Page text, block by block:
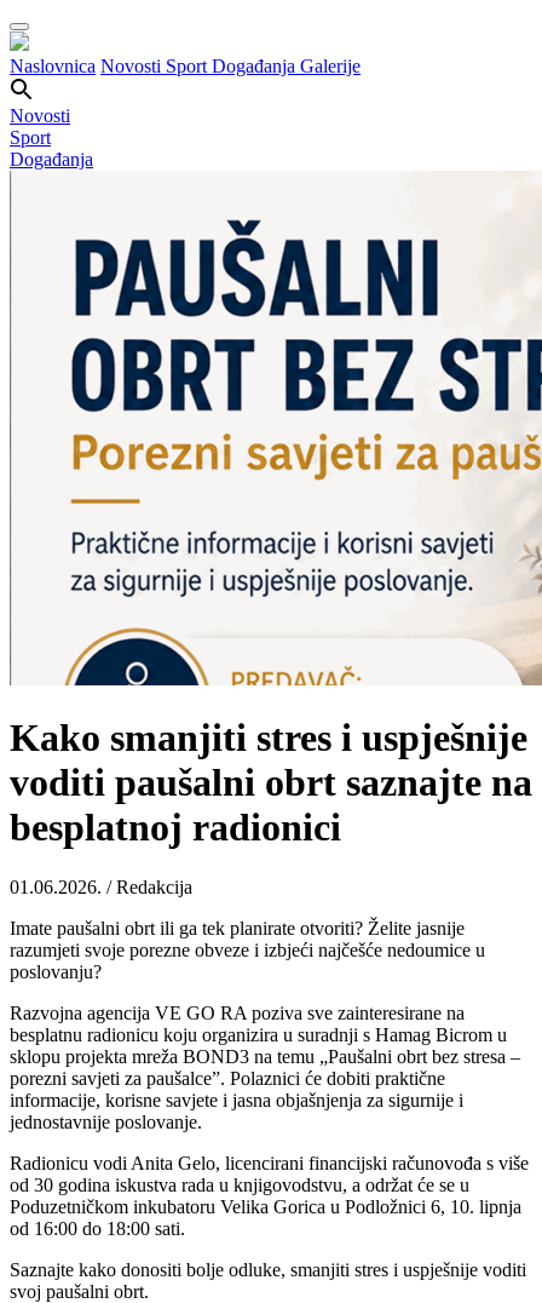
Naslovnica Novosti Sport Događanja Galerije
Novosti
Sport
Događanja
Kako smanjiti stres i uspješnije
voditi paušalni obrt saznajte na
besplatnoj radionici
01.06.2026. / Redakcija
Imate paušalni obrt ili ga tek planirate otvoriti? Želite jasnije
razumjeti svoje porezne obveze i izbjeći najčešće nedoumice u
poslovanju?
Razvojna agencija VE GO RA poziva sve zainteresirane na
besplatnu radionicu koju organizira u suradnji s Hamag Bicrom u
sklopu projekta mreža BOND3 na temu „Paušalni obrt bez stresa –
porezni savjeti za paušalce”. Polaznici će dobiti praktične
informacije, korisne savjete i jasna objašnjenja za sigurnije i
jednostavnije poslovanje.
Radionicu vodi Anita Gelo, licencirani financijski računovođa s više
od 30 godina iskustva rada u knjigovodstvu, a održat će se u
Poduzetničkom inkubatoru Velika Gorica u Podložnici 6, 10. lipnja
od 16:00 do 18:00 sati.
Saznajte kako donositi bolje odluke, smanjiti stres i uspješnije voditi
svoj paušalni obrt.